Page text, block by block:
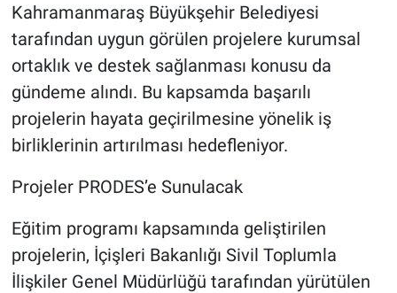
Kahramanmaraş Büyükşehir Belediyesi
tarafından uygun görülen projelere kurumsal
ortaklık ve destek sağlanması konusu da
gündeme alındı. Bu kapsamda başarılı
projelerin hayata geçirilmesine yönelik iş
birliklerinin artırılması hedefleniyor.
Projeler PRODES’e Sunulacak
Eğitim programı kapsamında geliştirilen
projelerin, İçişleri Bakanlığı Sivil Toplumla
İlişkiler Genel Müdürlüğü tarafından yürütülen